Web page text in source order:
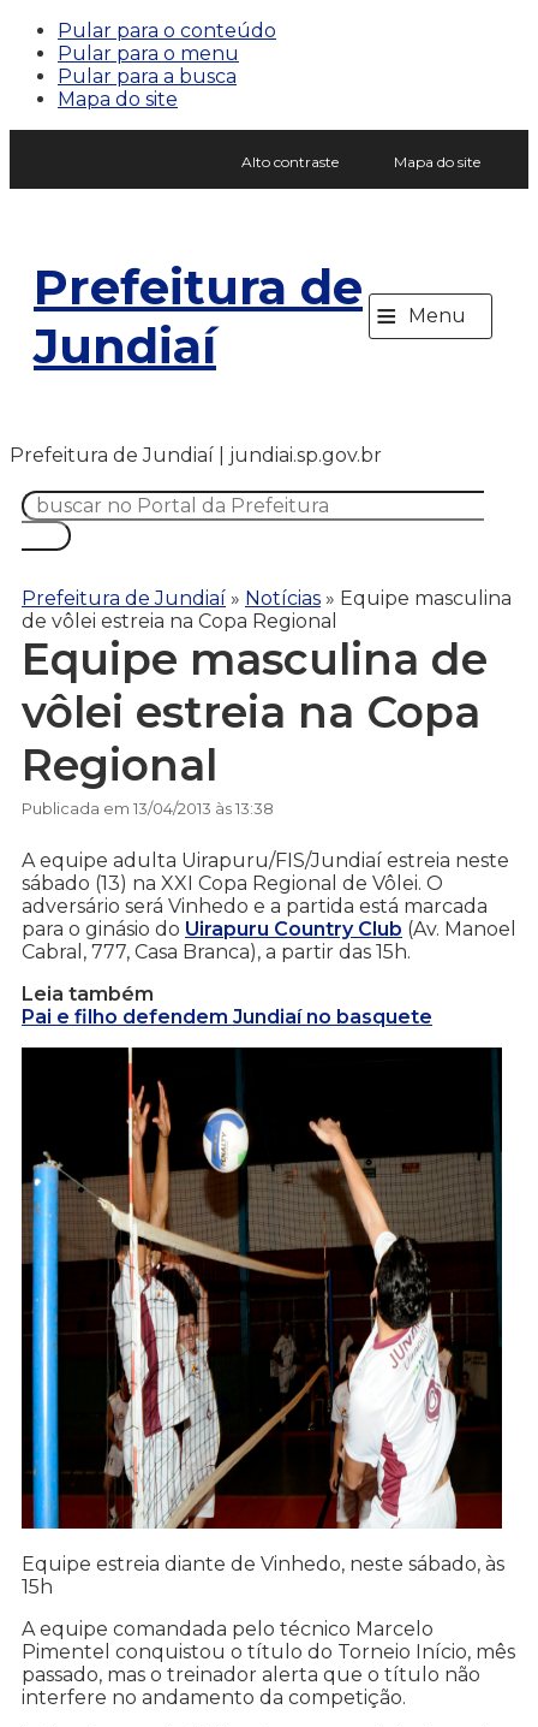
Pular para o conteúdo
Pular para o menu
Pular para a busca
Mapa do site
Alto contraste Mapa do site
Prefeitura de
Jundiaí
≡ Menu
Prefeitura de Jundiaí | jundiai.sp.gov.br
Prefeitura de Jundiaí » Notícias » Equipe masculina
de vôlei estreia na Copa Regional
Equipe masculina de
vôlei estreia na Copa
Regional
Publicada em 13/04/2013 às 13:38
A equipe adulta Uirapuru/FIS/Jundiaí estreia neste
sábado (13) na XXI Copa Regional de Vôlei. O
adversário será Vinhedo e a partida está marcada
para o ginásio do Uirapuru Country Club (Av. Manoel
Cabral, 777, Casa Branca), a partir das 15h.
Leia também
Pai e filho defendem Jundiaí no basquete
Equipe estreia diante de Vinhedo, neste sábado, às
15h
A equipe comandada pelo técnico Marcelo
Pimentel conquistou o título do Torneio Início, mês
passado, mas o treinador alerta que o título não
interfere no andamento da competição.